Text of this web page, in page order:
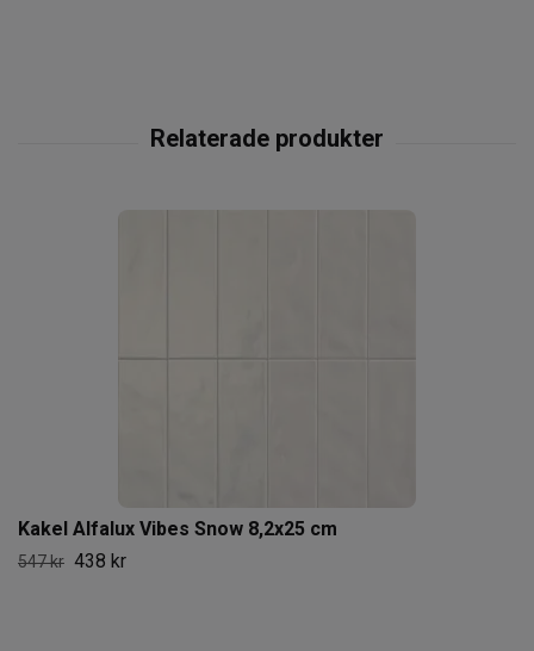
Kakel Alfalux Vibes Snow 8,2x25 cm
547 kr 438 kr